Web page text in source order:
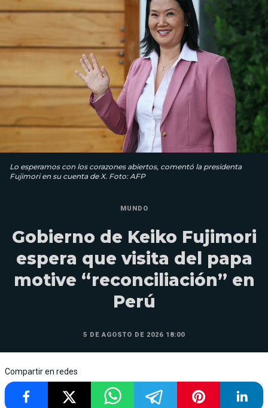
Lo esperamos con los corazones abiertos, comentó la presidenta
Fujimori en su cuenta de X. Foto: AFP
MUNDO
Gobierno de Keiko Fujimori
espera que visita del papa
motive “reconciliación” en
Perú
5 DE AGOSTO DE 2026 18:00
Compartir en redes